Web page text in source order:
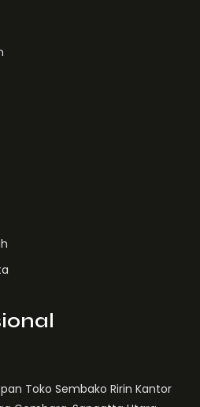
Toko Sembako Ririn Kantor